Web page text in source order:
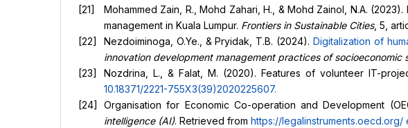
Mohammed Zain, R., Mohd Zahari, H., & Mohd Zainol, N.A.
management in Kuala Lumpur. Frontiers in Sustainable Cities, 5,
Nezdoiminoga, O.Ye., & Pryidak, T.B. (2024). Digitalization of
innovation development management practices of socioeconomic
Nozdrina, L., & Falat, M. (2020). Features of volunteer IT-
10.18371/2221-755X3(39)2020225607.
Organisation for Economic Co-operation and Development
intelligence (AI). Retrieved from https://legalinstruments.oecd.org/